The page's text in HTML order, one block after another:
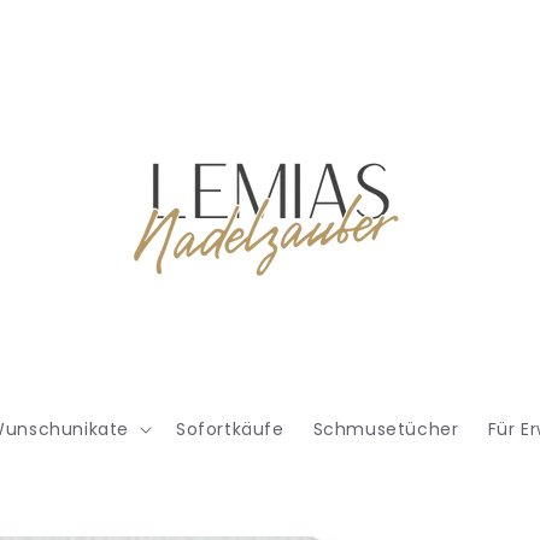
Sofortkäufe Schmusetücher Für